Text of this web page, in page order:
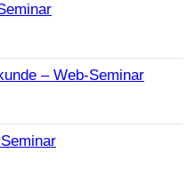
– Web-Seminar